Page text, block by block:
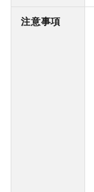
注意事項